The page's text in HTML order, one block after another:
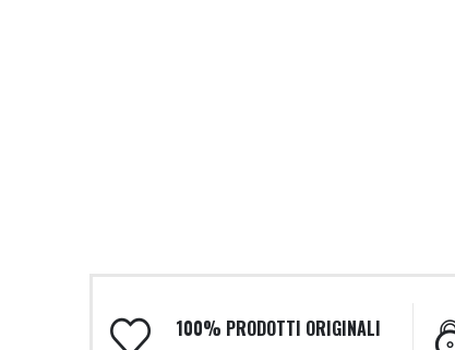
100% PRODOTTI ORIGINALI